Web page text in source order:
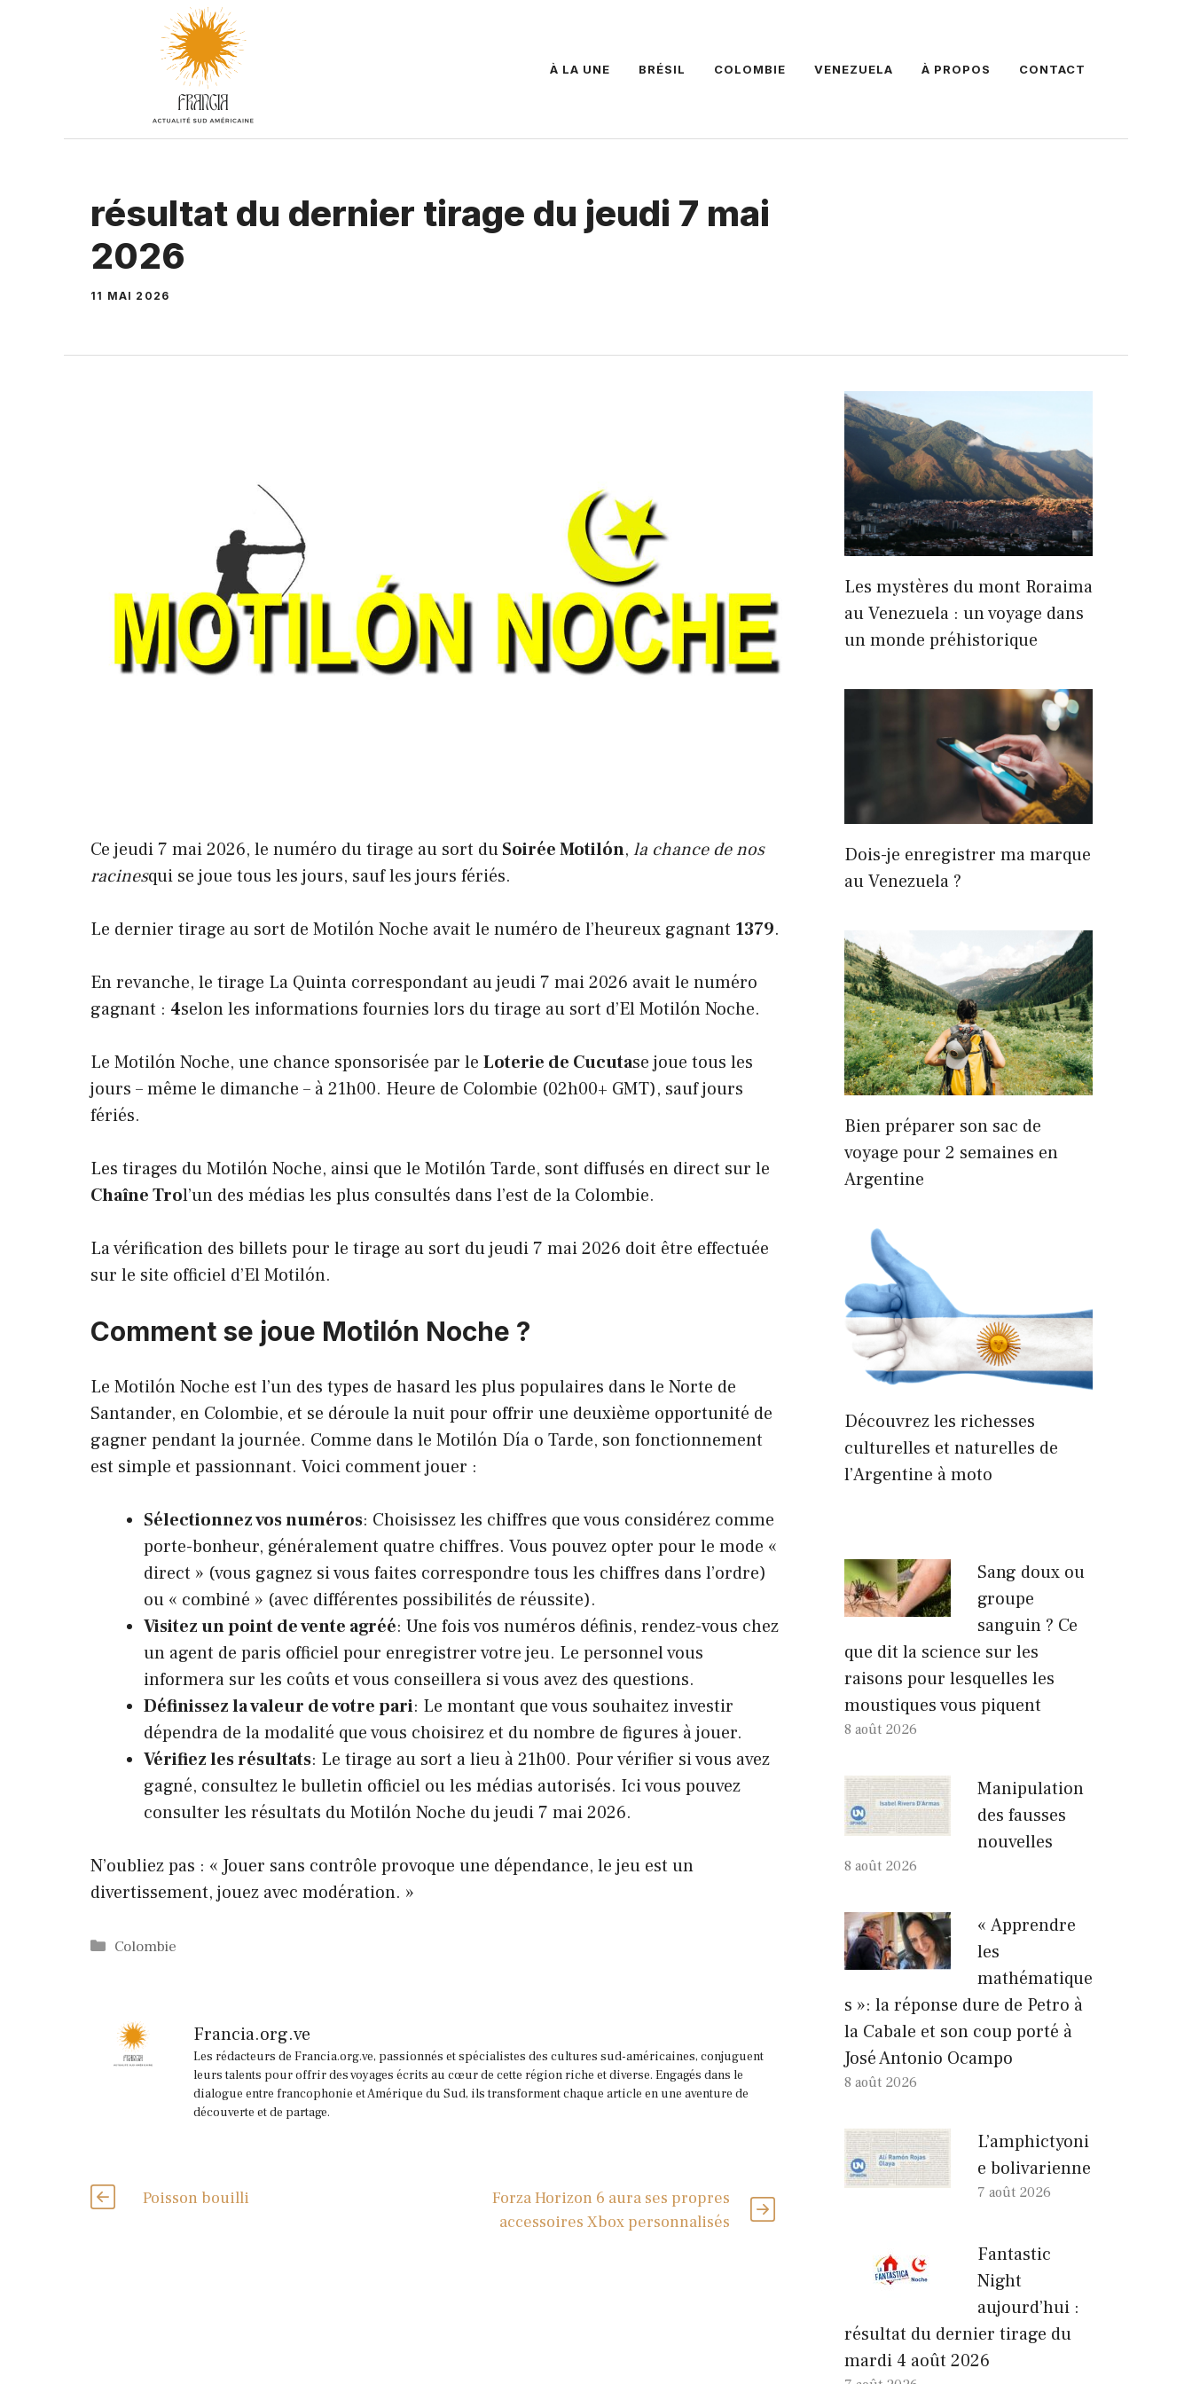
À LA UNE BRÉSIL COLOMBIE VENEZUELA À PROPOS CONTACT
résultat du dernier tirage du jeudi 7 mai
2026
11 MAI 2026
Ce jeudi 7 mai 2026, le numéro du tirage au sort duSoirée Motilón, la chance de nos
racinesqui se joue tous les jours, sauf les jours fériés.
Le dernier tirage au sort de Motilón Noche avait le numéro de l’heureux gagnant 1379.
En revanche, le tirage La Quinta correspondant au jeudi 7 mai 2026 avait le numéro
gagnant : 4selon les informations fournies lors du tirage au sort d’El Motilón Noche.
Le Motilón Noche, une chance sponsorisée par le Loterie de Cucutase joue tous les
jours – même le dimanche – à 21h00. Heure de Colombie (02h00+ GMT), sauf jours
fériés.
Les tirages du Motilón Noche, ainsi que le Motilón Tarde, sont diffusés en direct sur le
Chaîne Trol’un des médias les plus consultés dans l’est de la Colombie.
La vérification des billets pour le tirage au sort du jeudi 7 mai 2026 doit être effectuée
sur le site officiel d’El Motilón.
Comment se joue Motilón Noche ?
Le Motilón Noche est l’un des types de hasard les plus populaires dans le Norte de
Santander, en Colombie, et se déroule la nuit pour offrir une deuxième opportunité de
gagner pendant la journée. Comme dans le Motilón Día o Tarde, son fonctionnement
est simple et passionnant. Voici comment jouer :
Sélectionnez vos numéros: Choisissez les chiffres que vous considérez comme
porte-bonheur, généralement quatre chiffres. Vous pouvez opter pour le mode «
direct » (vous gagnez si vous faites correspondre tous les chiffres dans l’ordre)
ou « combiné » (avec différentes possibilités de réussite).
Visitez un point de vente agréé: Une fois vos numéros définis, rendez-vous chez
un agent de paris officiel pour enregistrer votre jeu. Le personnel vous
informera sur les coûts et vous conseillera si vous avez des questions.
Définissez la valeur de votre pari: Le montant que vous souhaitez investir
dépendra de la modalité que vous choisirez et du nombre de figures à jouer.
Vérifiez les résultats: Le tirage au sort a lieu à 21h00. Pour vérifier si vous avez
gagné, consultez le bulletin officiel ou les médias autorisés. Ici vous pouvez
consulter les résultats du Motilón Noche du jeudi 7 mai 2026.
N’oubliez pas : « Jouer sans contrôle provoque une dépendance, le jeu est un
divertissement, jouez avec modération. »
Catégories
Colombie
Francia.org.ve
Les rédacteurs de Francia.org.ve, passionnés et spécialistes des cultures sud-américaines, conjuguent
leurs talents pour offrir des voyages écrits au cœur de cette région riche et diverse. Engagés dans le
dialogue entre francophonie et Amérique du Sud, ils transforment chaque article en une aventure de
découverte et de partage.
Poisson bouilli
Forza Horizon 6 aura ses propres
accessoires Xbox personnalisés
Les mystères du mont Roraima
au Venezuela : un voyage dans
un monde préhistorique
Dois-je enregistrer ma marque
au Venezuela ?
Bien préparer son sac de
voyage pour 2 semaines en
Argentine
Découvrez les richesses
culturelles et naturelles de
l’Argentine à moto
Sang doux ou
groupe
sanguin ? Ce
que dit la science sur les
raisons pour lesquelles les
moustiques vous piquent
8 août 2026
Manipulation
des fausses
nouvelles
8 août 2026
« Apprendre
les
mathématique
s »: la réponse dure de Petro à
la Cabale et son coup porté à
José Antonio Ocampo
8 août 2026
L’amphictyoni
e bolivarienne
7 août 2026
Fantastic
Night
aujourd’hui :
résultat du dernier tirage du
mardi 4 août 2026